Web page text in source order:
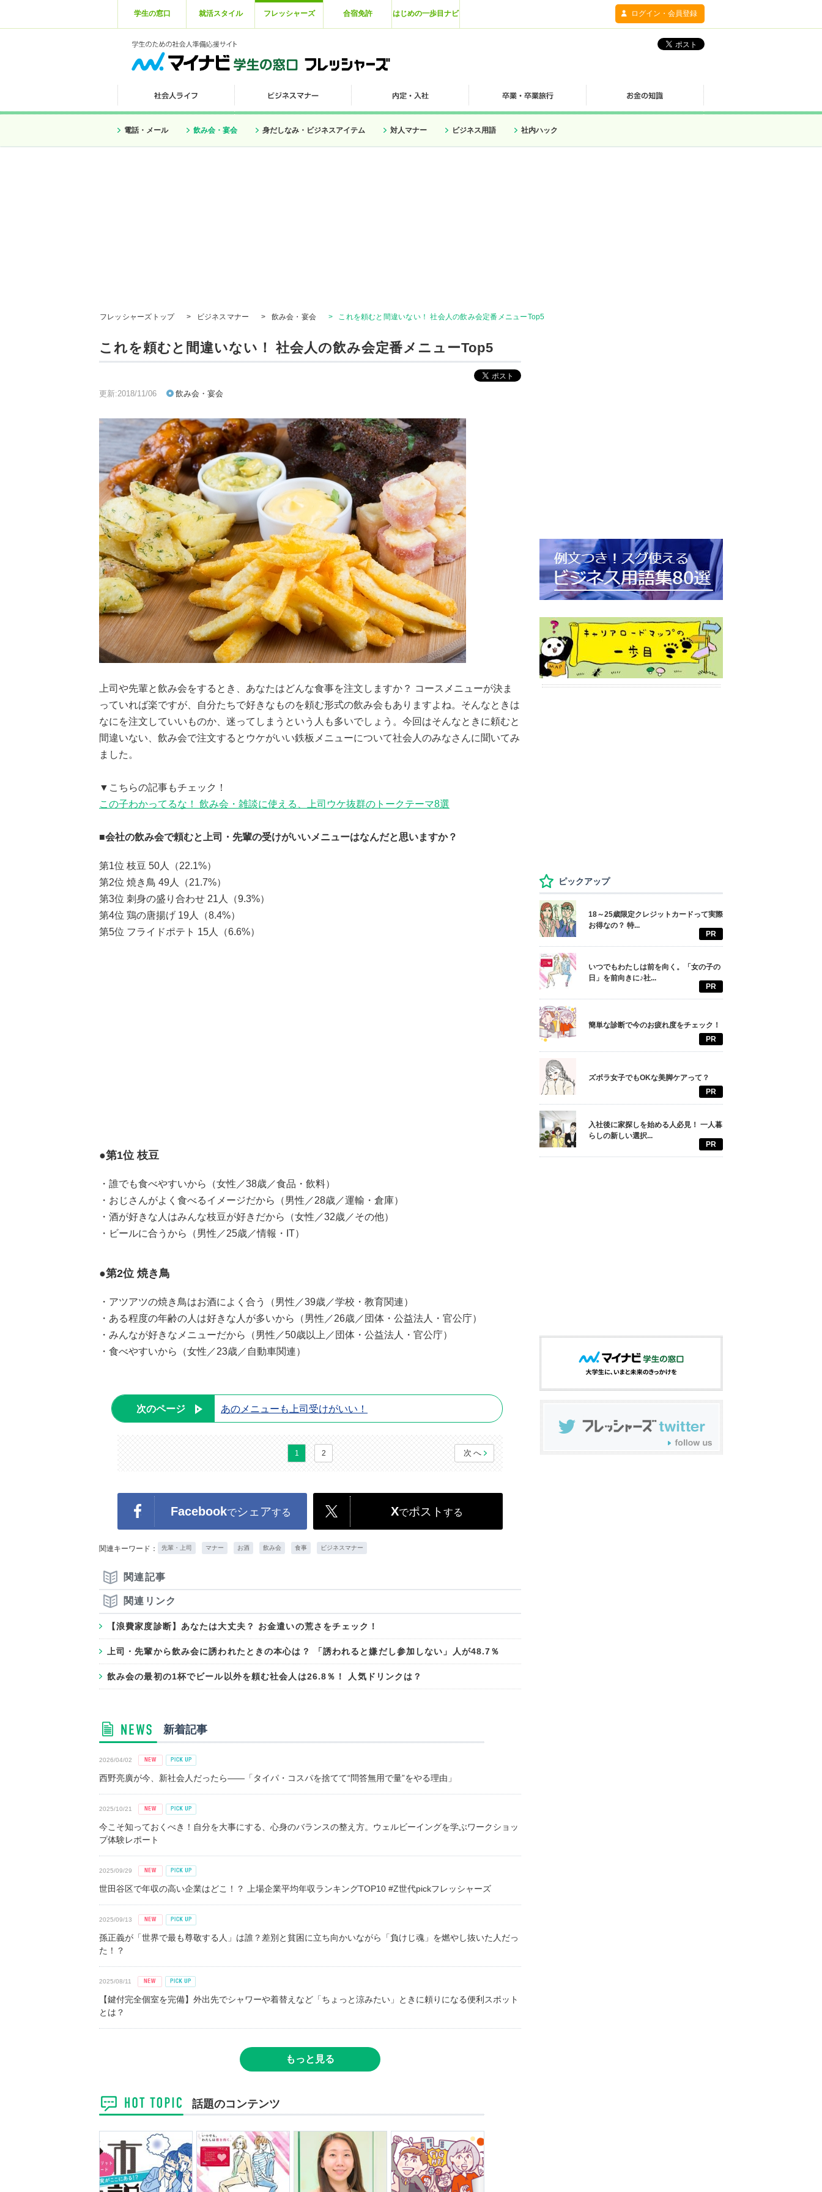
学生の窓口 就活スタイル フレッシャーズ 合宿免許 はじめの一歩目ナビ ログイン・会員登録
電話・メール 飲み会・宴会 身だしなみ・ビジネスアイテム 対人マナー ビジネス用語 社内ハック
フレッシャーズトップ > ビジネスマナー > 飲み会・宴会 > これを頼むと間違いない！ 社会人の飲み会定番メニューTop5
これを頼むと間違いない！ 社会人の飲み会定番メニューTop5
更新:2018/11/06 飲み会・宴会
上司や先輩と飲み会をするとき、あなたはどんな食事を注文しますか？ コースメニューが決ま
っていれば楽ですが、自分たちで好きなものを頼む形式の飲み会もありますよね。そんなときは
なにを注文していいものか、迷ってしまうという人も多いでしょう。今回はそんなときに頼むと
間違いない、飲み会で注文するとウケがいい鉄板メニューについて社会人のみなさんに聞いてみ
ました。
▼こちらの記事もチェック！
この子わかってるな！ 飲み会・雑談に使える、上司ウケ抜群のトークテーマ8選
■会社の飲み会で頼むと上司・先輩の受けがいいメニューはなんだと思いますか？
第1位 枝豆 50人（22.1%）
第2位 焼き鳥 49人（21.7%）
第3位 刺身の盛り合わせ 21人（9.3%）
第4位 鶏の唐揚げ 19人（8.4%）
第5位 フライドポテト 15人（6.6%）
●第1位 枝豆
・誰でも食べやすいから（女性／38歳／食品・飲料）
・おじさんがよく食べるイメージだから（男性／28歳／運輸・倉庫）
・酒が好きな人はみんな枝豆が好きだから（女性／32歳／その他）
・ビールに合うから（男性／25歳／情報・IT）
●第2位 焼き鳥
・アツアツの焼き鳥はお酒によく合う（男性／39歳／学校・教育関連）
・ある程度の年齢の人は好きな人が多いから（男性／26歳／団体・公益法人・官公庁）
・みんなが好きなメニューだから（男性／50歳以上／団体・公益法人・官公庁）
・食べやすいから（女性／23歳／自動車関連）
次のページ あのメニューも上司受けがいい！
1 2 次へ
Facebookでシェアする Xでポスト する
関連キーワード： 先輩・上司 マナー お酒 飲み会 食事 ビジネスマナー
関連記事
関連リンク
【浪費家度診断】あなたは大丈夫？ お金遣いの荒さをチェック！
上司・先輩から飲み会に誘われたときの本心は？ 「誘われると嫌だし参加しない」人が48.7％
飲み会の最初の1杯でビール以外を頼む社会人は26.8％！ 人気ドリンクは？
新着記事
2026/04/02
西野亮廣が今、新社会人だったら――「タイパ・コスパを捨てて“問答無用で量”をやる理由」
2025/10/21
今こそ知っておくべき！自分を大事にする、心身のバランスの整え方。ウェルビーイングを学ぶワークショッ
プ体験レポート
2025/09/29
世田谷区で年収の高い企業はどこ！？ 上場企業平均年収ランキングTOP10 #Z世代pickフレッシャーズ
2025/09/13
孫正義が「世界で最も尊敬する人」は誰？差別と貧困に立ち向かいながら「負けじ魂」を燃やし抜いた人だっ
た！？
2025/08/11
【鍵付完全個室を完備】外出先でシャワーや着替えなど「ちょっと涼みたい」ときに頼りになる便利スポット
とは？
もっと見る
話題のコンテンツ
ピックアップ
18～25歳限定クレジットカードって実際
お得なの？ 特...
PR
いつでもわたしは前を向く。「女の子の
日」を前向きに♪社...
PR
簡単な診断で今のお疲れ度をチェック！
PR
ズボラ女子でもOKな美脚ケアって？
PR
入社後に家探しを始める人必見！ 一人暮
らしの新しい選択...
PR